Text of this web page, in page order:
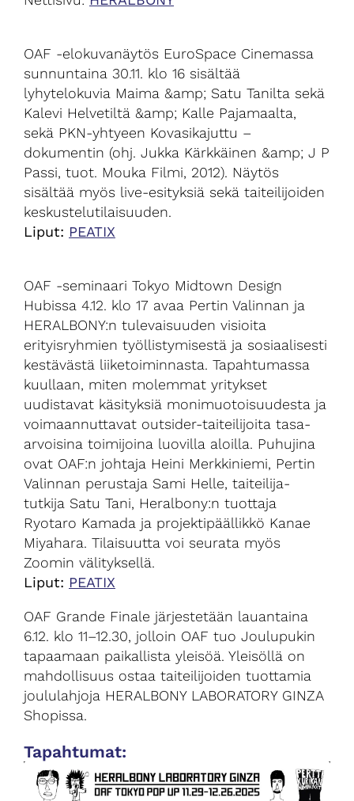
OAF -elokuvanäytös EuroSpace Cinemassa
sunnuntaina 30.11. klo 16 sisältää
lyhytelokuvia Maima &amp; Satu Tanilta sekä
Kalevi Helvetiltä &amp; Kalle Pajamaalta,
sekä PKN-yhtyeen Kovasikajuttu –
dokumentin (ohj. Jukka Kärkkäinen &amp; J P
Passi, tuot. Mouka Filmi, 2012). Näytös
sisältää myös live-esityksiä sekä taiteilijoiden
keskustelutilaisuuden.
Liput: PEATIX
OAF -seminaari Tokyo Midtown Design
Hubissa 4.12. klo 17 avaa Pertin Valinnan ja
HERALBONY:n tulevaisuuden visioita
erityisryhmien työllistymisestä ja sosiaalisesti
kestävästä liiketoiminnasta. Tapahtumassa
kuullaan, miten molemmat yritykset
uudistavat käsityksiä monimuotoisuudesta ja
voimaannuttavat outsider-taiteilijoita tasa-
arvoisina toimijoina luovilla aloilla. Puhujina
ovat OAF:n johtaja Heini Merkkiniemi, Pertin
Valinnan perustaja Sami Helle, taiteilija-
tutkija Satu Tani, Heralbony:n tuottaja
Ryotaro Kamada ja projektipäällikkö Kanae
Miyahara. Tilaisuutta voi seurata myös
Zoomin välityksellä.
Liput: PEATIX
OAF Grande Finale järjestetään lauantaina
6.12. klo 11–12.30, jolloin OAF tuo Joulupukin
tapaamaan paikallista yleisöä. Yleisöllä on
mahdollisuus ostaa taiteilijoiden tuottamia
joululahjoja HERALBONY LABORATORY GINZA
Shopissa.
Tapahtumat: